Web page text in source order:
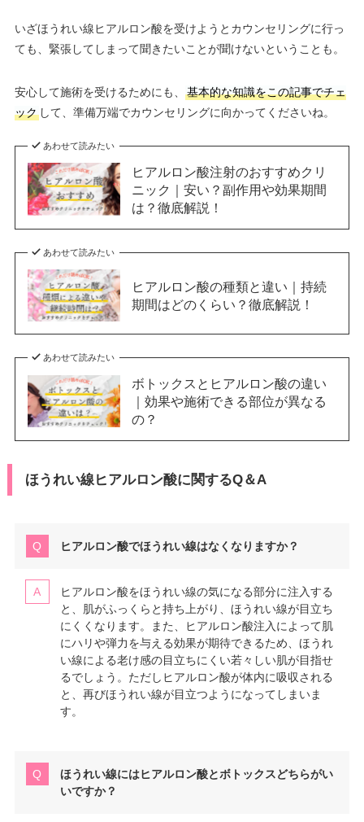
いざほうれい線ヒアルロン酸を受けようとカウンセリングに行っ
ても、緊張してしまって聞きたいことが聞けないということも。
安心して施術を受けるためにも、
基本的な知識をこの記事でチェ
ックして、準備万端でカウンセリングに向かってくださいね。
あわせて読みたい
ヒアルロン酸注射のおすすめクリ
ニック｜安い？副作用や効果期間
は？徹底解説！
あわせて読みたい
ヒアルロン酸の種類と違い｜持続
期間はどのくらい？徹底解説！
あわせて読みたい
ボトックスとヒアルロン酸の違い
｜効果や施術できる部位が異なる
の？
ほうれい線ヒアルロン酸に関するQ＆A
ヒアルロン酸でほうれい線はなくなりますか？
ヒアルロン酸をほうれい線の気になる部分に注入する
と、肌がふっくらと持ち上がり、ほうれい線が目立ち
にくくなります。また、ヒアルロン酸注入によって肌
にハリや弾力を与える効果が期待できるため、ほうれ
い線による老け感の目立ちにくい若々しい肌が目指せ
るでしょう。ただしヒアルロン酸が体内に吸収される
と、再びほうれい線が目立つようになってしまいま
す。
ほうれい線にはヒアルロン酸とボトックスどちらがい
いですか？